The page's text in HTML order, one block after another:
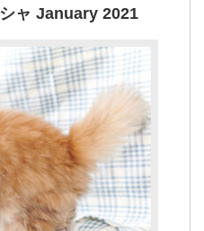
ャ January 2021